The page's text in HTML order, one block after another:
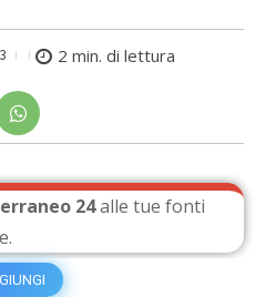
2 min. di lettura
24alle tue fonti